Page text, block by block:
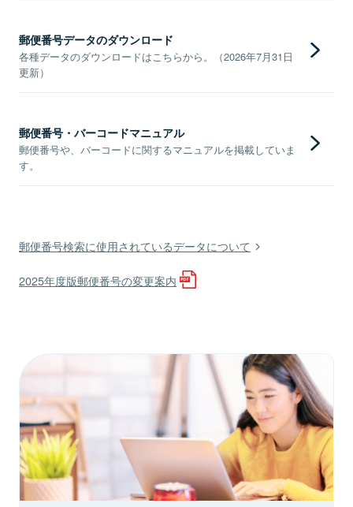
郵便番号データのダウンロード
各種データのダウンロードはこちらから。（2026年7月31日
更新）
郵便番号・バーコードマニュアル
郵便番号や、バーコードに関するマニュアルを掲載していま
す。
郵便番号検索に使用されているデータについて
2025年度版郵便番号の変更案内